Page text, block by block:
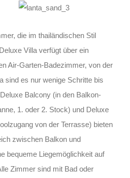
die im thailändischen Stil
Villa verfügt über ein
Air-Garten-Badezimmer, von der
sind es nur wenige Schritte bis
Balcony (in den Balkon-
1. oder 2. Stock) und Deluxe
von der Terrasse) bieten
zwischen Balkon und
bequeme Liegemöglichkeit auf
Zimmer sind mit Bad oder